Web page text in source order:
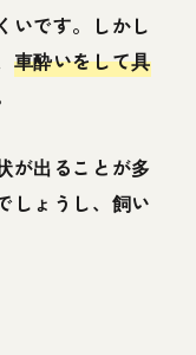
いです。しかし
車酔いをして具
が出ることが多
しょうし、飼い